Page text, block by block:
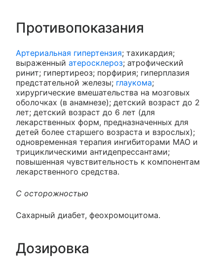
Противопоказания
Артериальная гипертензия; тахикардия;
выраженный атеросклероз; атрофический
ринит; гипертиреоз; порфирия; гиперплазия
предстательной железы; глаукома;
хирургические вмешательства на мозговых
оболочках (в анамнезе); детский возраст до 2
лет; детский возраст до 6 лет (для
лекарственных форм, предназначенных для
детей более старшего возраста и взрослых);
одновременная терапия ингибиторами МАО и
трициклическими антидепрессантами;
повышенная чувствительность к компонентам
лекарственного средства.
С осторожностью
Сахарный диабет, феохромоцитома.
Дозировка